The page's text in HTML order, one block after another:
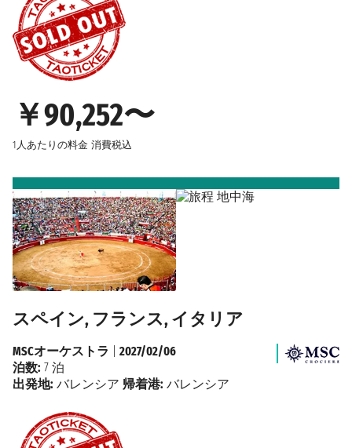
￥90,252〜
1人あたりの料金 消費税込
スペイン, フランス, イタリア
MSCオーケストラ
2027/02/06
泊数: 7 泊
出発地: バレンシア 帰着港: バレンシア